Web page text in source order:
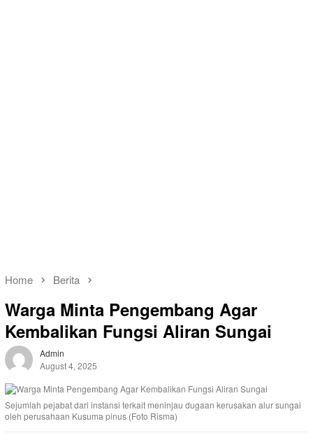
Home Berita
Warga Minta Pengembang Agar
Kembalikan Fungsi Aliran Sungai
Admin
August 4, 2025
Sejumlah pejabat dari instansi terkait meninjau dugaan kerusakan alur sungai
oleh perusahaan Kusuma pinus (Foto Risma)